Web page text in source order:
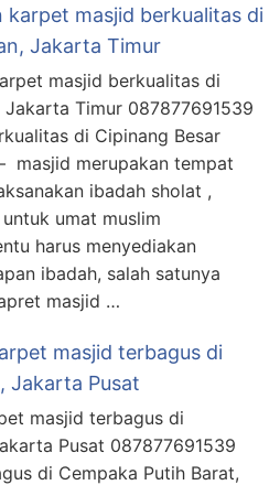
karpet masjid berkualitas di
Jakarta Timur
masjid berkualitas di
Jakarta Timur 087877691539
di Cipinang Besar
masjid merupakan tempat
ibadah sholat ,
umat muslim
harus menyediakan
ibadah, salah satunya
masjid …
masjid terbagus di
Jakarta Pusat
masjid terbagus di
Pusat 087877691539
di Cempaka Putih Barat,